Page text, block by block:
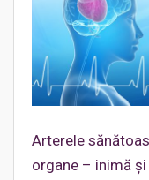
Arterele
organe – inimă